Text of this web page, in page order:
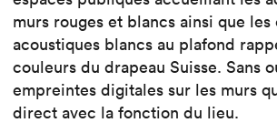
murs rouges et blancs ainsi que les
acoustiques blancs au plafond
couleurs du drapeau Suisse. Sans
empreintes digitales sur les murs
direct avec la fonction du lieu.